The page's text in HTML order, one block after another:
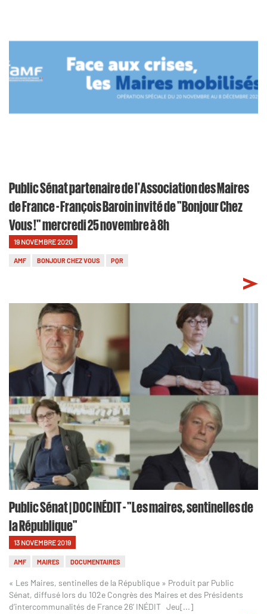
Public Sénat partenaire de l'Association des Maires
de France - François Baroin invité de "Bonjour Chez
Vous !" mercredi 25 novembre à 8h
19 NOVEMBRE 2020
AMF BONJOUR CHEZ VOUS PQR
Public Sénat | DOC INÉDIT - "Les maires, sentinelles de
la République"
13 NOVEMBRE 2019
AMF MAIRES DOCUMENTAIRES
« Les Maires, sentinelles de la République » Produit par Public
Sénat, diffusé lors du 102e Congrès des Maires et des Présidents
d’intercommunalités de France 26’ INÉDIT Jeu[...]